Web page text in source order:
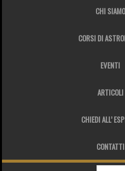
CHI SIAMO
CORSI DI
EVENTI
ARTICOLI
CHIEDI ALL’
CONTATTI